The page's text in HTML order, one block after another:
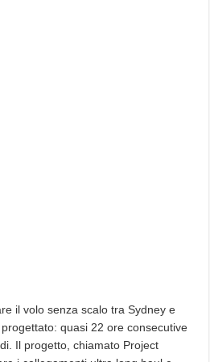
il volo senza scalo tra Sydney e
quasi 22 ore consecutive
Il progetto, chiamato Project